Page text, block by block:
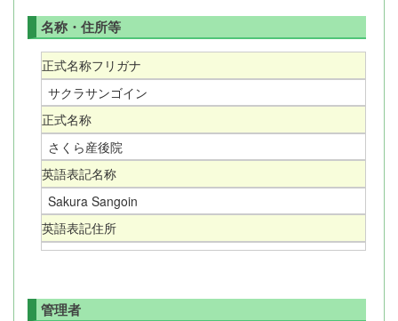
名称・住所等
正式名称フリガナ
サクラサンゴイン
正式名称
さくら産後院
英語表記名称
Sakura Sangoin
英語表記住所
管理者